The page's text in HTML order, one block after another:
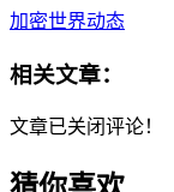
加密世界动态
相关文章：
文章已关闭评论！